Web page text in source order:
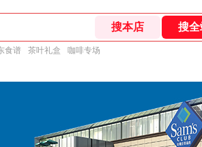
食谱 茶叶礼盒 咖啡专场